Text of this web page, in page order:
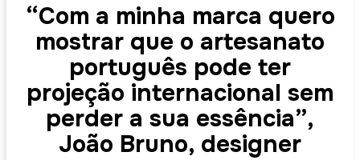
“Com a minha marca quero
mostrar que o artesanato
português pode ter
projeção internacional sem
perder a sua essência”,
João Bruno, designer